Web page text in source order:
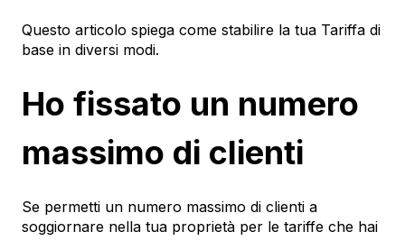
Questo articolo spiega come stabilire la tua Tariffa di
base in diversi modi.
Ho fissato un numero
massimo di clienti
Se permetti un numero massimo di clienti a
soggiornare nella tua proprietà per le tariffe che hai